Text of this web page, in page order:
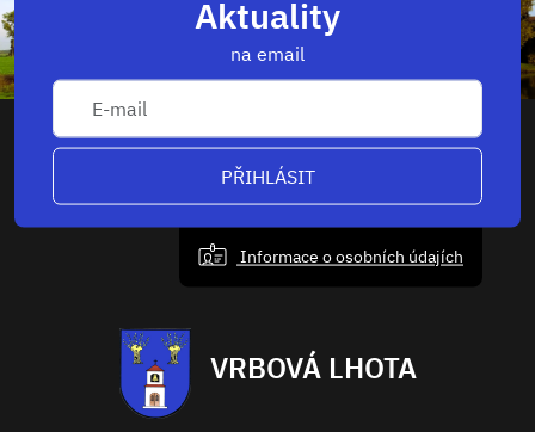
Aktuality
na email
PŘIHLÁSIT
Informace o osobních údajích
VRBOVÁ LHOTA